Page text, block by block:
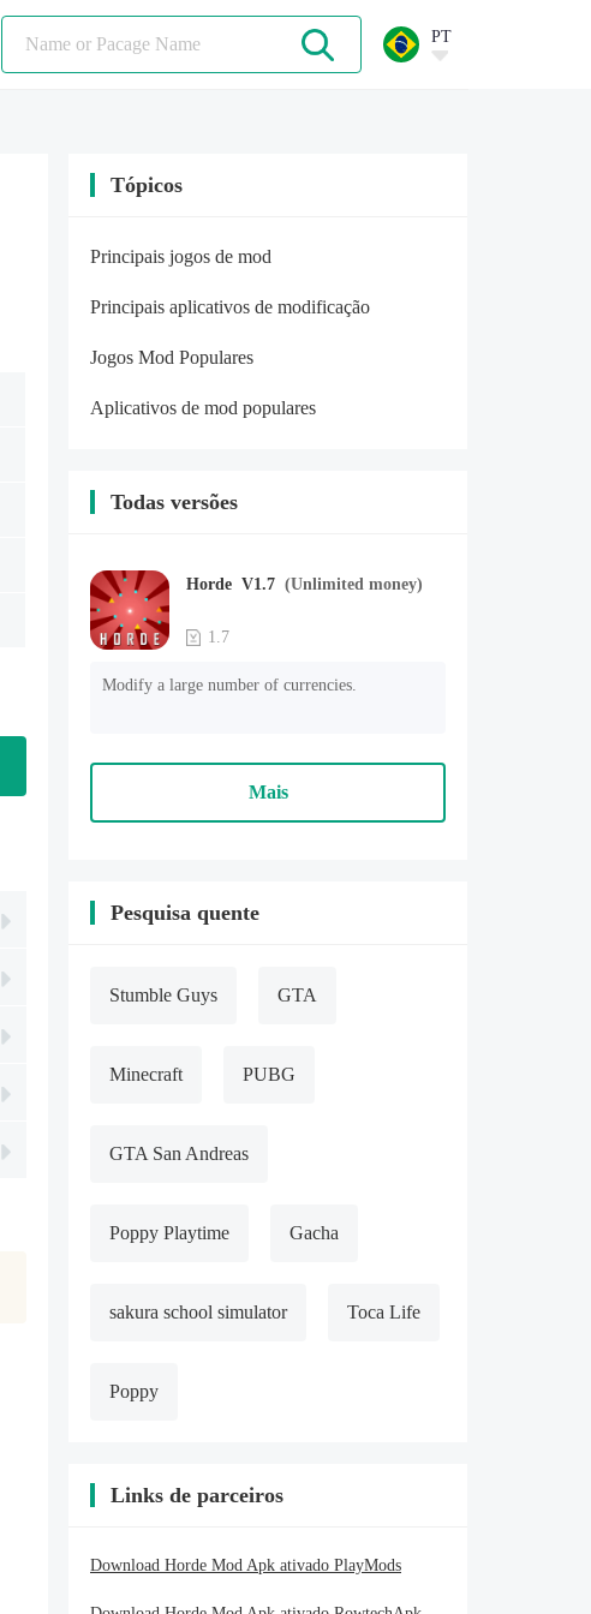
PT
Tópicos
Principais jogos de mod
Principais aplicativos de modificação
Jogos Mod Populares
Aplicativos de mod populares
Todas versões
Horde V1.7 (Unlimited money)
1.7
Modify a large number of currencies.
Mais
Pesquisa quente
Stumble Guys GTA
Minecraft PUBG
GTA San Andreas
Poppy Playtime Gacha
sakura school simulator Toca Life
Poppy
Links de parceiros
Download Horde Mod Apk ativado PlayMods